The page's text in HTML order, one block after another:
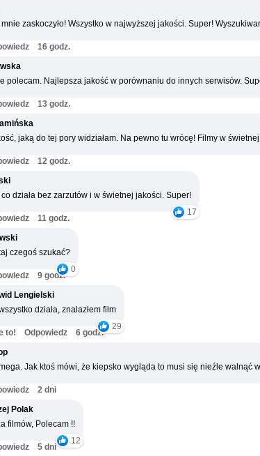
zaskoczyło! Wszystko w najwyższej jakości. Super!
16 godz.
polecam. Najlepsza jakość w porównaniu do innych serwisów.
13 godz.
jaką do tej pory widziałam. Na pewno tu wrócę! Filmy w
12 godz.
działa bez zarzutów i w świetnej jakości. Super!
17
11 godz.
czegoś szukać?
0
9 godz.
Lengielski
działa, znalazłem film
29
to! Odpowiedz
6 godz.
Jak ktoś mówi, że kiepsko wygląda to musi się nieźle walnąć
2 dni
Polak
filmów, Polecam !!
12
5 dni